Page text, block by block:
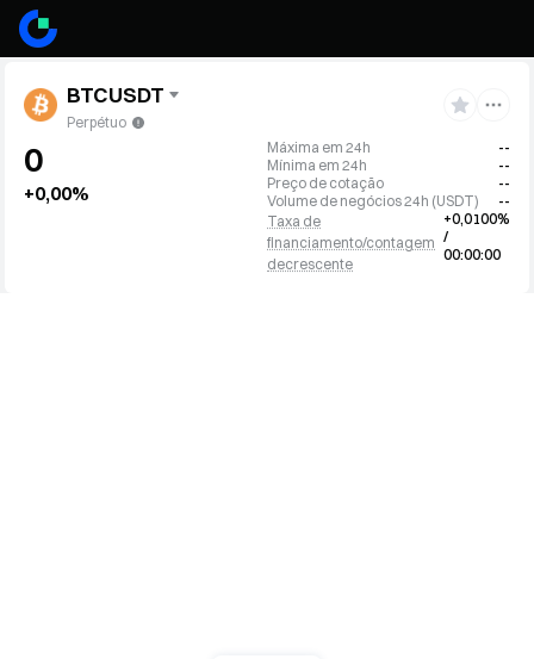
BTCUSDT
Perpétuo
0
+0,00%
Máxima em 24h
--
Mínima em 24h
--
Preço de cotação
--
Volume de negócios 24h (USDT)
--
Taxa de
financiamento/contagem
decrescente
+0,0100%
/
00:00:00